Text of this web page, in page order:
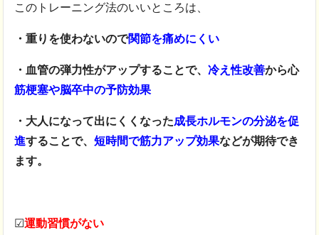
このトレーニング法のいいところは、
・重りを使わないので関節を痛めにくい
・血管の弾力性がアップすることで、冷え性改善から心
筋梗塞や脳卒中の予防効果
・大人になって出にくくなった成長ホルモンの分泌を促
進することで、短時間で筋力アップ効果などが期待でき
ます。
☑運動習慣がない